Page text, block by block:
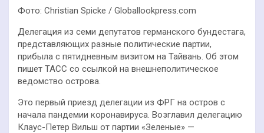
Фото: Christian Spicke / Globallookpress.com
Делегация из семи депутатов германского бундестага,
представляющих разные политические партии,
прибыла с пятидневным визитом на Тайвань. Об этом
пишет ТАСС со ссылкой на внешнеполитическое
ведомство острова.
Это первый приезд делегации из ФРГ на остров с
начала пандемии коронавируса. Возглавил делегацию
Клаус-Петер Вильш от партии «Зеленые» —